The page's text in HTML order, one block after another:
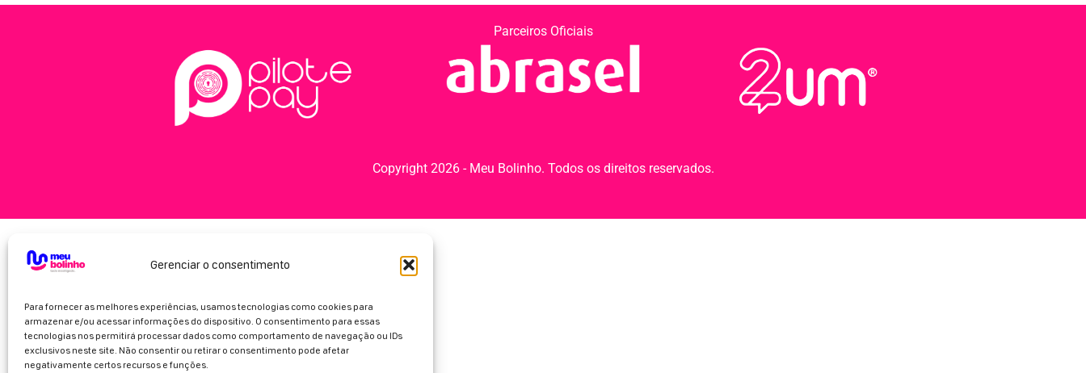
Gerenciar o consentimento
Para fornecer as melhores experiências, usamos tecnologias como cookies para
armazenar e/ou acessar informações do dispositivo. O consentimento para essas
tecnologias nos permitirá processar dados como comportamento de navegação ou IDs
exclusivos neste site. Não consentir ou retirar o consentimento pode afetar
negativamente certos recursos e funções.
Parceiros Oficiais
Copyright 2026 - Meu Bolinho. Todos os direitos reservados.